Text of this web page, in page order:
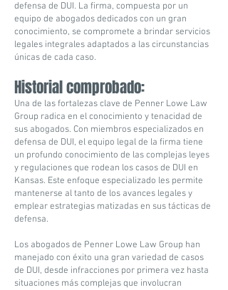
defensa de DUI. La firma, compuesta por un
equipo de abogados dedicados con un gran
conocimiento, se compromete a brindar servicios
legales integrales adaptados a las circunstancias
únicas de cada caso.
Historialcomprobado:
Una de las fortalezas clave de Penner Lowe Law
Group radica en elconocimiento y tenacidad de
sus abogados. Con miembros especializados en
defensa de DUI, el equipo legal de la firma tiene
un profundo conocimiento de las complejas leyes
y regulaciones que rodean los casos de DUI en
Kansas. Este enfoque especializado les permite
mantenerse al tanto de los avances legales y
emplear estrategias matizadas en sus tácticas de
defensa.
Los abogados de Penner Lowe Law Group han
manejado con éxito una gran variedad de casos
de DUI, desde infracciones por primera vez hasta
situaciones más complejas que involucran